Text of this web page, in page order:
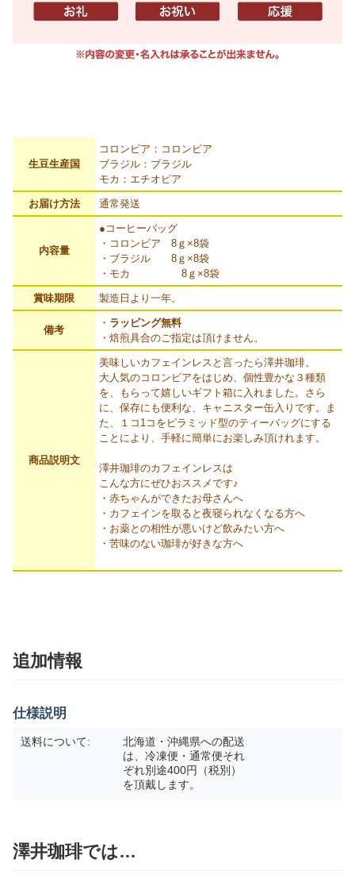
生豆生産国
コロンビア：コロンビア
ブラジル：ブラジル
モカ：エチオピア
お届け方法 通常発送
内容量
●コーヒーバッグ
・コロンビア 8ｇ×8袋
・ブラジル 8ｇ×8袋
・モカ 8ｇ×8袋
賞味期限 製造日より一年。
備考
・ ラッピング無料
・焙煎具合のご指定は頂けません。
商品説明文
美味しいカフェインレスと言ったら澤井珈琲。
大人気のコロンビアをはじめ、個性豊かな３種類
を、もらって嬉しいギフト箱に入れました。さら
に、保存にも便利な、キャニスター缶入りです。ま
た、１コ1コをピラミッド型のティーバッグにする
ことにより、手軽に簡単にお楽しみ頂けれます。
澤井珈琲のカフェインレスは
こんな方にぜひおススメです♪
・赤ちゃんができたお母さんへ
・カフェインを取ると夜寝られなくなる方へ
・お薬との相性が悪いけど飲みたい方へ
・苦味のない珈琲が好きな方へ
追加情報
仕様説明
送料について:
北海道・沖縄県への配送
は、冷凍便・通常便それ
ぞれ別途400円（税別）
を頂戴します。
澤井珈琲では…